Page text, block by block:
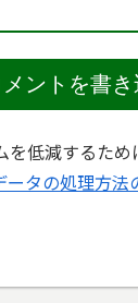
メントを書
を低減するた
ータの処理方